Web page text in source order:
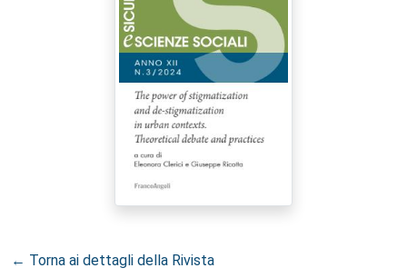
← Torna ai dettagli della Rivista